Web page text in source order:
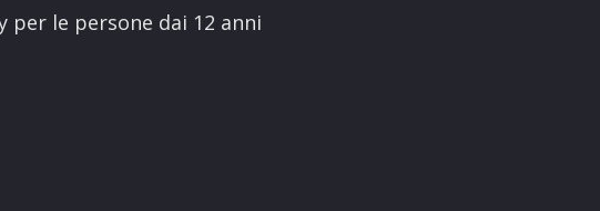
per le persone dai 12 anni